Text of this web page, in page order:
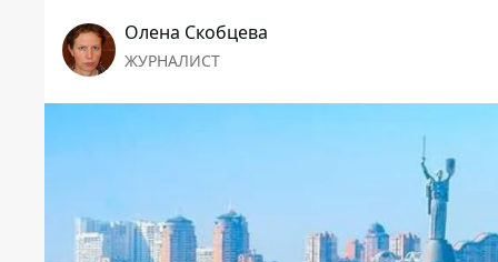
Олена Скобцева
ЖУРНАЛИСТ